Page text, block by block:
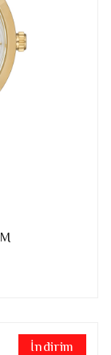
İndirim